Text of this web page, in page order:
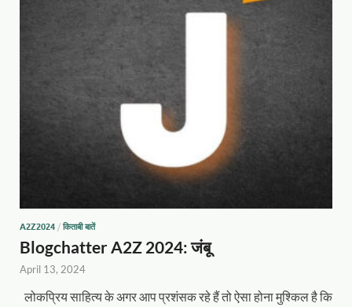
A2Z2024 / किताबी बातें
Blogchatter A2Z 2024: जंबू
April 13, 2024
लोकप्रिय साहित्य के अगर आप प्रशंसक रहे हैं तो ऐसा होना मुश्किल है कि